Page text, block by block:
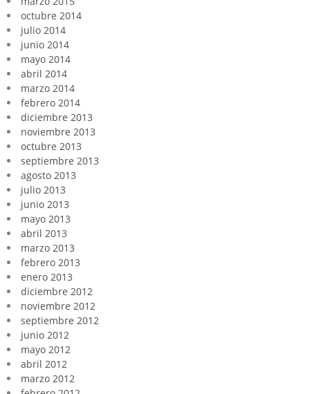
octubre 2014
julio 2014
junio 2014
mayo 2014
abril 2014
marzo 2014
febrero 2014
diciembre 2013
noviembre 2013
octubre 2013
septiembre 2013
agosto 2013
julio 2013
junio 2013
mayo 2013
abril 2013
marzo 2013
febrero 2013
enero 2013
diciembre 2012
noviembre 2012
septiembre 2012
junio 2012
mayo 2012
abril 2012
marzo 2012